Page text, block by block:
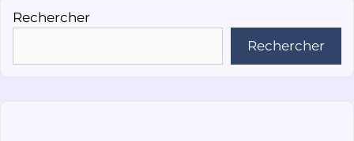
Rechercher
Rechercher